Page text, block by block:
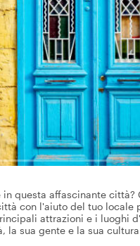
questa affascinante
con l'aiuto del tuo locale
attrazioni e i luoghi
la sua gente e la sua